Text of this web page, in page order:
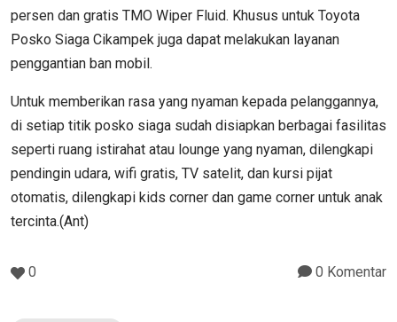
persen dan gratis TMO Wiper Fluid. Khusus untuk Toyota
Posko Siaga Cikampek juga dapat melakukan layanan
penggantian ban mobil.
Untuk memberikan rasa yang nyaman kepada pelanggannya,
di setiap titik posko siaga sudah disiapkan berbagai fasilitas
seperti ruang istirahat atau lounge yang nyaman, dilengkapi
pendingin udara, wifi gratis, TV satelit, dan kursi pijat
otomatis, dilengkapi kids corner dan game corner untuk anak
tercinta.(Ant)
0 0 Komentar